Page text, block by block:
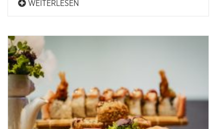
WEITERLESEN